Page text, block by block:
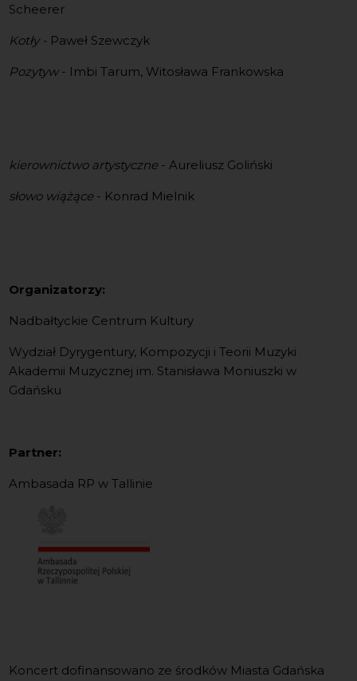
Scheerer
Kotły - Paweł Szewczyk
Pozytyw- Imbi Tarum, Witosława Frankowska
kierownictwo artystyczne - Aureliusz Goliński
słowo wiążące - Konrad Mielnik
Organizatorzy:
Nadbałtyckie Centrum Kultury
Wydział Dyrygentury, Kompozycji i Teorii Muzyki
Akademii Muzycznej im. Stanisława Moniuszki w
Gdańsku
Partner:
Ambasada RP w Tallinie
Koncert dofinansowano ze środków Miasta Gdańska